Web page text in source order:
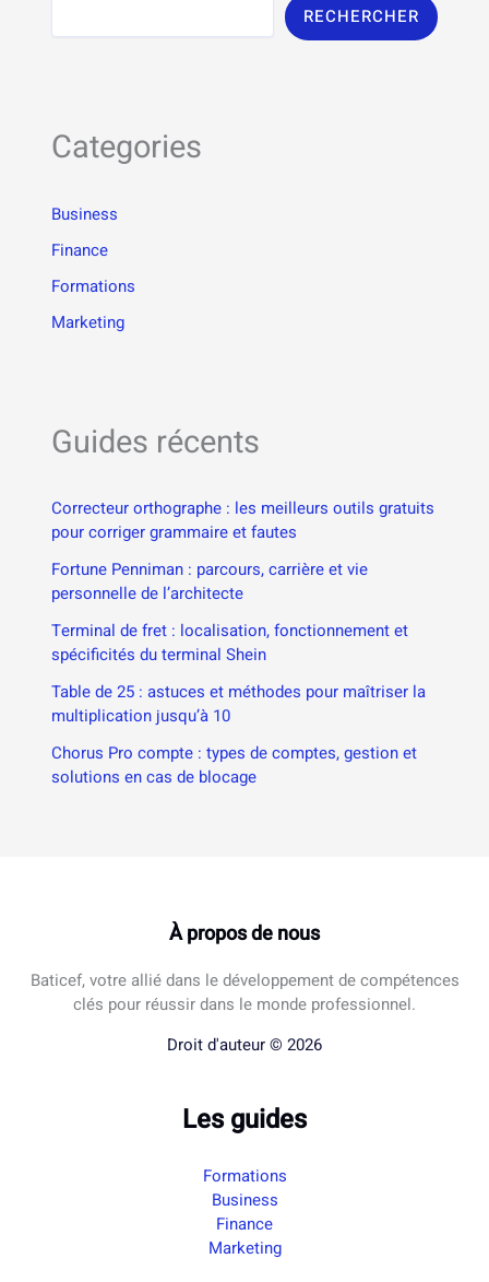
RECHERCHER
Categories
Business
Finance
Formations
Marketing
Guides récents
Correcteur orthographe : les meilleurs outils gratuits
pour corriger grammaire et fautes
Fortune Penniman : parcours, carrière et vie
personnelle de l’architecte
Terminal de fret : localisation, fonctionnement et
spécificités du terminal Shein
Table de 25 : astuces et méthodes pour maîtriser la
multiplication jusqu’à 10
Chorus Pro compte : types de comptes, gestion et
solutions en cas de blocage
À propos de nous
Baticef, votre allié dans le développement de compétences
clés pour réussir dans le monde professionnel.
Droit d'auteur © 2026
Les guides
Formations
Business
Finance
Marketing